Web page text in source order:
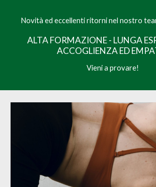
Novità ed eccellenti ritorni nel nostro
ALTA FORMAZIONE - LUNGA
ACCOGLIENZA ED
Vieni a provare!